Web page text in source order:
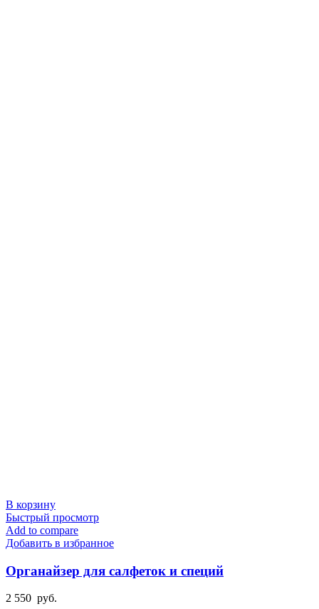
В корзину
Быстрый просмотр
Add to compare
Добавить в избранное
Органайзер для салфеток и специй
2 550 руб.